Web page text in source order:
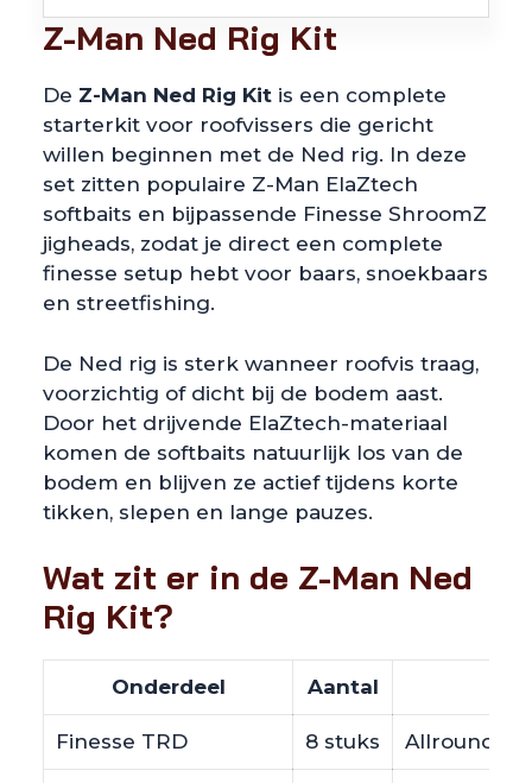
Z-Man Ned Rig Kit
De Z-Man Ned Rig Kit is een complete
starterkit voor roofvissers die gericht
willen beginnen met de Ned rig. In deze
set zitten populaire Z-Man ElaZtech
softbaits en bijpassende Finesse ShroomZ
jigheads, zodat je direct een complete
finesse setup hebt voor baars, snoekbaars
en streetfishing.
De Ned rig is sterk wanneer roofvis traag,
voorzichtig of dicht bij de bodem aast.
Door het drijvende ElaZtech-materiaal
komen de softbaits natuurlijk los van de
bodem en blijven ze actief tijdens korte
tikken, slepen en lange pauzes.
Wat zit er in de Z-Man Ned
Rig Kit?
Onderdeel Aantal
Finesse TRD 8 stuks Allround